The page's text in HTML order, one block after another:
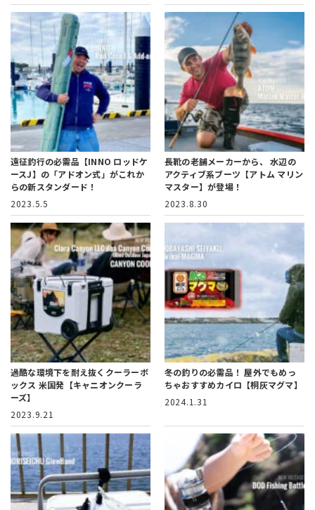
遠征釣行の必需品 【INNO ロッドケ
ースJ】の「アドオン式」がこれか
らの新スタンダード！
2023.5.5
長靴の老舗メーカーから、水辺の
アクティブ系ブーツ【アトム マリン
マスター】が登場！
2023.8.30
過酷な環境下を耐え抜くクーラーボ
ックス 米国発【キャニオンクーラ
ーズ】
2023.9.21
冬の釣りの必需品！屋外でもめっ
ちゃおすすめカイロ【桐灰マグマ】
2024.1.31